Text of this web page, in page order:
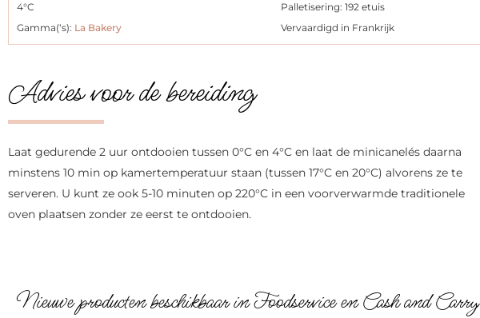
4°C
Gamma(‘s): La Bakery
Palletisering: 192 etuis
Vervaardigd in Frankrijk
Advies voor de bereiding
Laat gedurende 2 uur ontdooien tussen 0°C en 4°C en laat de minicanelés daarna
minstens 10 min op kamertemperatuur staan (tussen 17°C en 20°C) alvorens ze te
serveren. U kunt ze ook 5-10 minuten op 220°C in een voorverwarmde traditionele
oven plaatsen zonder ze eerst te ontdooien.
Nieuwe producten beschikbaar in Foodservice en Cash and Carry